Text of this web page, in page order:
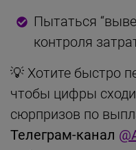
Пытаться
контроля
💡 Хотите быстро
чтобы цифры
сюрпризов по
Телеграм-канал